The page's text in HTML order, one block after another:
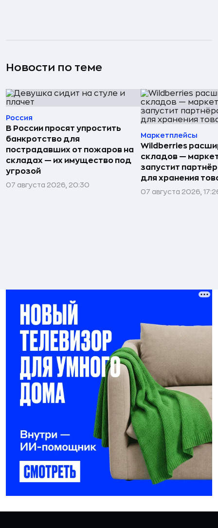
Новости по теме
Россия
В России просят упростить
банкротство для
пострадавших от пожаров на
складах — их имущество под
угрозой
07 августа 2026, 20:30
Маркетплейсы
Wildberries
складов —
запустит
для хранения
07 августа 2026,